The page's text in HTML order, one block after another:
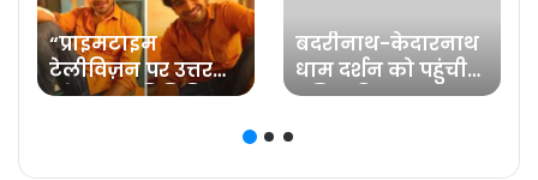
“प्राइमटाइम
टेलीविज़न पर उत्तर
प्रदेश का प्रतिनिधित्व
बदरीनाथ-केदारनाथ
धाम दर्शन को पहुंची
प्रसिद्ध फिल्म